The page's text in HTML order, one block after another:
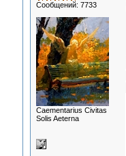
Сообщений: 7733
Сaementarius Civitas
Solis Aeterna